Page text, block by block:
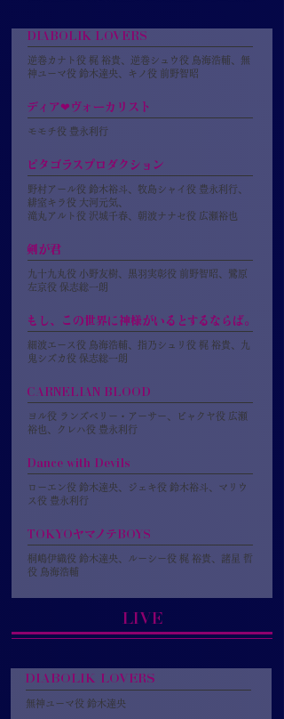
DIABOLIK LOVERS
逆巻カナト役 梶 裕貴、逆巻シュウ役 鳥海浩輔、無
神ユーマ役 鈴木達央、キノ役 前野智昭
ディア❤ヴォーカリスト
モモチ役 豊永利行
ピタゴラスプロダクション
野村アール役 鈴木裕斗、牧島シャイ役 豊永利行、
緋室キラ役 大河元気、
滝丸アルト役 沢城千春、朝波ナナセ役 広瀬裕也
剣が君
九十九丸役 小野友樹、黒羽実彰役 前野智昭、鷺原
左京役 保志総一朗
もし、この世界に神様がいるとするならば。
細波エース役 鳥海浩輔、指乃シュリ役 梶 裕貴、九
鬼シズカ役 保志総一朗
CARNELIAN BLOOD
ヨル役 ランズベリー・アーサー、ビャクヤ役 広瀬
裕也、クレハ役 豊永利行
Dance with Devils
ローエン役 鈴木達央、ジェキ役 鈴木裕斗、マリウ
ス役 豊永利行
TOKYOヤマノテBOYS
桐嶋伊織役 鈴木達央、ルーシー役 梶 裕貴、諸星 哲
役 鳥海浩輔
LIVE
DIABOLIK LOVERS
無神ユーマ役 鈴木達央